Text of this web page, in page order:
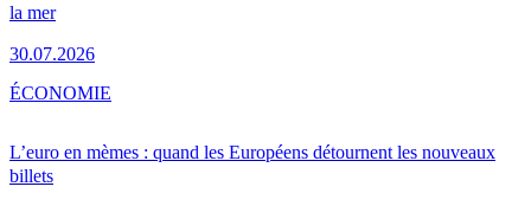
la mer
30.07.2026
L’euro en mèmes : quand les Européens détournent les nouveaux
billets
ÉCONOMIE